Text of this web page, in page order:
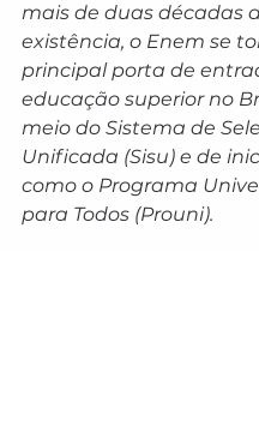
mais de duas décadas
existência, o Enem se
principal porta de
educação superior no
meio do Sistema de
Unificada (Sisu) e de
como o Programa
para Todos (Prouni).